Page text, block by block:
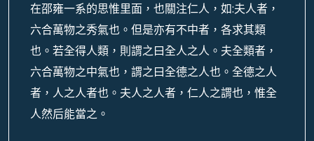
在邵雍一系的思惟里面，也關注仁人，如:夫人者，
六合萬物之秀氣也。但是亦有不中者，各求其類
也。若全得人類，則謂之曰全人之人。夫全類者，
六合萬物之中氣也，謂之曰全德之人也。全德之人
者，人之人者也。夫人之人者，仁人之謂也，惟全
人然后能當之。